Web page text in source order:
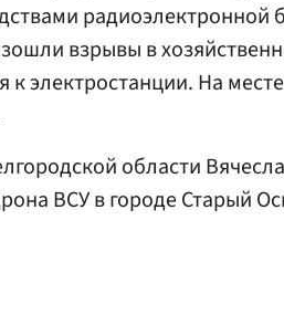
радиоэлектронной
взрывы в
электростанции. На
области
ВСУ в городе Старый